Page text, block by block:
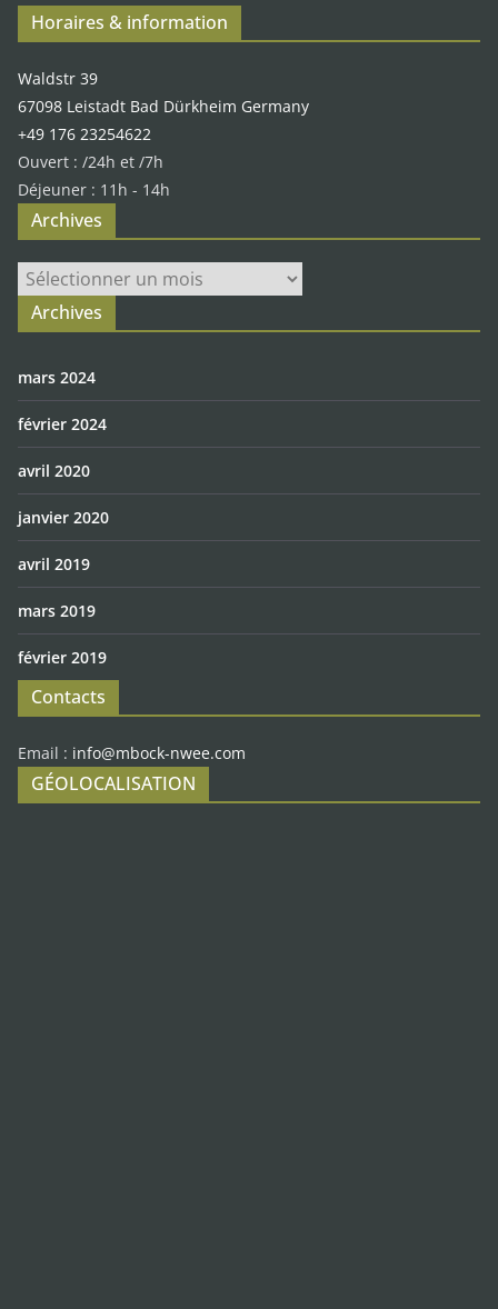
Horaires & information
Waldstr 39
67098 Leistadt Bad Dürkheim Germany
+49 176 23254622
Ouvert : /24h et /7h
Déjeuner : 11h - 14h
Archives
Archives
Archives
mars 2024
février 2024
avril 2020
janvier 2020
avril 2019
mars 2019
février 2019
Contacts
Email : info@mbock-nwee.com
GÉOLOCALISATION